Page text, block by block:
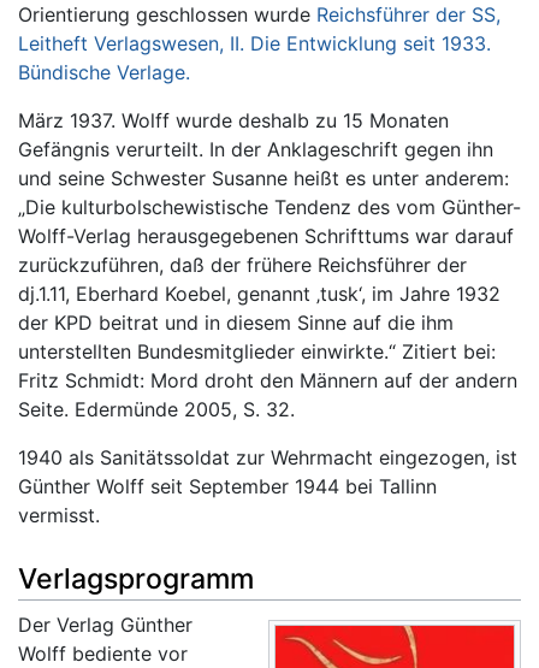
Orientierung geschlossen wurde Reichsführer der SS,
Leitheft Verlagswesen, II. Die Entwicklung seit 1933.
Bündische Verlage.
März 1937. Wolff wurde deshalb zu 15 Monaten
Gefängnis verurteilt. In der Anklageschrift gegen ihn
und seine Schwester Susanne heißt es unter anderem:
„Die kulturbolschewistische Tendenz des vom Günther-
Wolff-Verlag herausgegebenen Schrifttums war darauf
zurückzuführen, daß der frühere Reichsführer der
dj.1.11, Eberhard Koebel, genannt ‚tusk‘, im Jahre 1932
der KPD beitrat und in diesem Sinne auf die ihm
unterstellten Bundesmitglieder einwirkte.“ Zitiert bei:
Fritz Schmidt: Mord droht den Männern auf der andern
Seite. Edermünde 2005, S. 32.
1940 als Sanitätssoldat zur Wehrmacht eingezogen, ist
Günther Wolff seit September 1944 bei Tallinn
vermisst.
Verlagsprogramm
Der Verlag Günther
Wolff bediente vor